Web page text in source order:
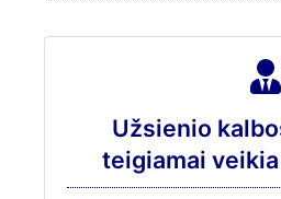
Užsienio
teigiamai